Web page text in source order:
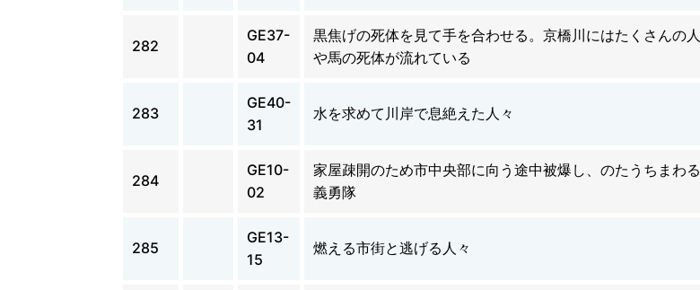
282
GE37-
04
黒焦げの死体を見て手を合わせる。京橋川にはたくさんの人
や馬の死体が流れている
283
GE40-
31
水を求めて川岸で息絶えた人々
284
GE10-
02
家屋疎開のため市中央部に向う途中被爆し、のたうちまわる
義勇隊
285
GE13-
15
燃える市街と逃げる人々